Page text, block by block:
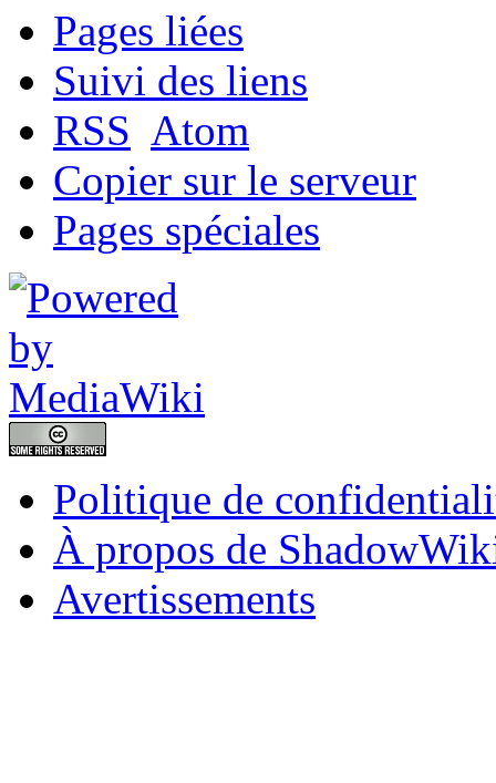
Pages liées
Suivi des liens
RSS Atom
Copier sur le serveur
Pages spéciales
Politique de
À propos de
Avertissements